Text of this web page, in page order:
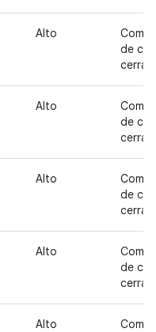
Alto
de
Alto
de
Alto
de
Alto
de
Alto